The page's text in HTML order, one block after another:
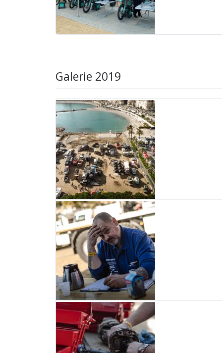
Galerie 2019